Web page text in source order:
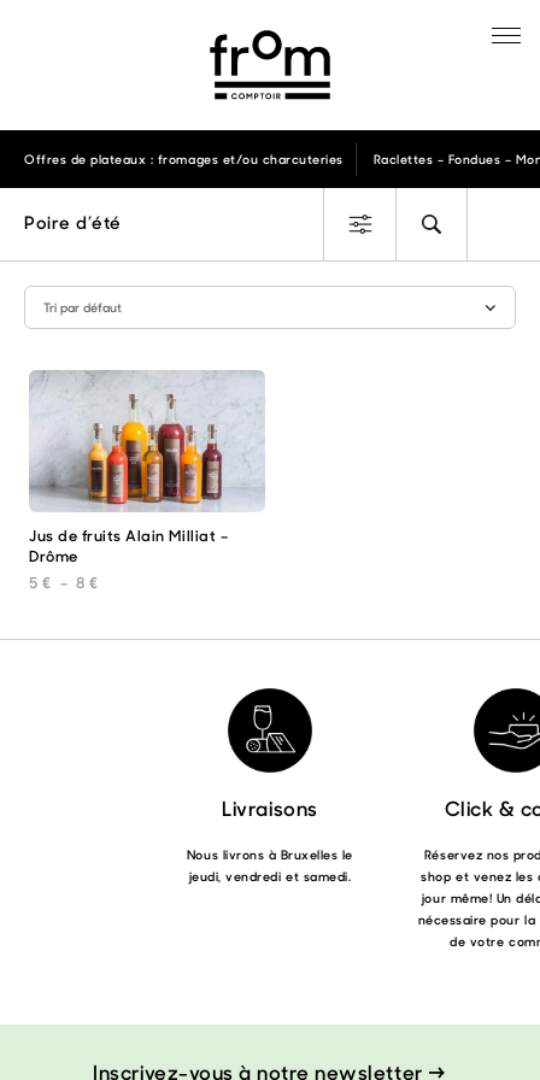
Offres de plateaux : fromages et/ou charcuteries Raclettes – Fondues –
Poire d’été
Jus de fruits Alain Milliat –
Drôme
5€ – 8€Plage de prix : 5 € à 8 €
Les
peuvent
être
choisies
sur
la
du
Livraisons
Nous livrons à Bruxelles le
jeudi, vendredi et samedi.
Click &
Réservez nos
shop et venez les
jour même! Un
nécessaire pour
de votre
Inscrivez-vous à notre newsletter →